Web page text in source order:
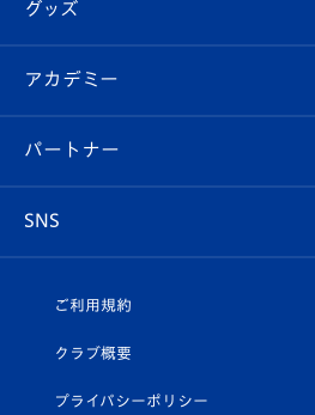
チケット
イベント
メディア
ホームタウン
スタッフプロフィール
マスコット紹介
Revive Team
ヴィヴィくんの長崎おもてなしガイ
フォトギャラリー
スタジアムグルメ
V-LOVERS（ファンクラブ）
プレイヤーズスイート
グッズ
オンラインショップ
店舗情報
アカデミー
育成からのお知らせ
U-18
パートナー
SNS
ヴィヴィくんインスタグラム
公式LINE＠
ご利用規約
クラブ概要
プライバシーポリシー